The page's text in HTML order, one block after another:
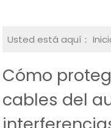
Usted está aquí：
Cómo
cables del